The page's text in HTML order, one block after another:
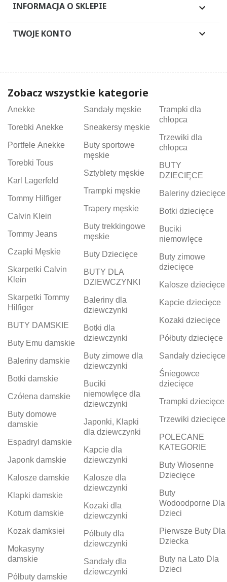
INFORMACJA O SKLEPIE 
TWOJE KONTO 
Zobacz wszystkie kategorie
Anekke
Torebki Anekke
Portfele Anekke
Torebki Tous
Karl Lagerfeld
Tommy Hilfiger
Calvin Klein
Tommy Jeans
Czapki Męskie
Skarpetki Calvin
Klein
Skarpetki Tommy
Hilfiger
BUTY DAMSKIE
Buty Emu damskie
Baleriny damskie
Botki damskie
Czółena damskie
Buty domowe
damskie
Espadryl damskie
Japonk damskie
Kalosze damskie
Klapki damskie
Koturn damskie
Kozak damksiei
Mokasyny
damskie
Półbuty damskie
Sandały męskie
Sneakersy męskie
Buty sportowe
męskie
Sztyblety męskie
Trampki męskie
Trapery męskie
Buty trekkingowe
męskie
Buty Dziecięce
BUTY DLA
DZIEWCZYNKI
Baleriny dla
dziewczynki
Botki dla
dziewczynki
Buty zimowe dla
dziewczynki
Buciki
niemowlęce dla
dziewczynki
Japonki, Klapki
dla dziewczynki
Kapcie dla
dziewczynki
Kalosze dla
dziewczynki
Kozaki dla
dziewczynki
Półbuty dla
dziewczynki
Sandały dla
dziewczynki
Trampki dla
chłopca
Trzewiki dla
chłopca
BUTY
DZIECIĘCE
Baleriny dziecięce
Botki dziecięce
Buciki
niemowlęce
Buty zimowe
dziecięce
Kalosze dziecięce
Kapcie dziecięce
Kozaki dziecięce
Półbuty dziecięce
Sandały dziecięce
Śniegowce
dziecięce
Trampki dziecięce
Trzewiki dziecięce
POLECANE
KATEGORIE
Buty Wiosenne
Dziecięce
Buty
Wodoodporne Dla
Dzieci
Pierwsze Buty Dla
Dziecka
Buty na Lato Dla
Dzieci